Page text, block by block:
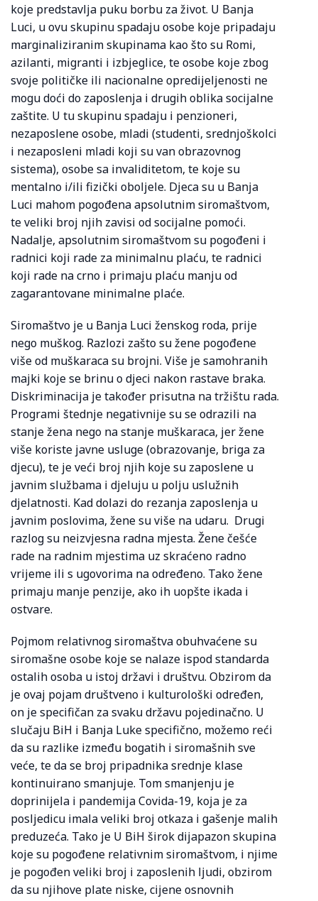
koje predstavlja puku borbu za život. U Banja
Luci, u ovu skupinu spadaju osobe koje pripadaju
marginaliziranim skupinama kao što su Romi,
azilanti, migranti i izbjeglice, te osobe koje zbog
svoje političke ili nacionalne opredijeljenosti ne
mogu doći do zaposlenja i drugih oblika socijalne
zaštite. U tu skupinu spadaju i penzioneri,
nezaposlene osobe, mladi (studenti, srednjoškolci
i nezaposleni mladi koji su van obrazovnog
sistema), osobe sa invaliditetom, te koje su
mentalno i/ili fizički oboljele. Djeca su u Banja
Luci mahom pogođena apsolutnim siromaštvom,
te veliki broj njih zavisi od socijalne pomoći.
Nadalje, apsolutnim siromaštvom su pogođeni i
radnici koji rade za minimalnu plaću, te radnici
koji rade na crno i primaju plaću manju od
zagarantovane minimalne plaće.
Siromaštvo je u Banja Luci ženskog roda, prije
nego muškog. Razlozi zašto su žene pogođene
više od muškaraca su brojni. Više je samohranih
majki koje se brinu o djeci nakon rastave braka.
Diskriminacija je također prisutna na tržištu rada.
Programi štednje negativnije su se odrazili na
stanje žena nego na stanje muškaraca, jer žene
više koriste javne usluge (obrazovanje, briga za
djecu), te je veći broj njih koje su zaposlene u
javnim službama i djeluju u polju uslužnih
djelatnosti. Kad dolazi do rezanja zaposlenja u
javnim poslovima, žene su više na udaru. Drugi
razlog su neizvjesna radna mjesta. Žene češće
rade na radnim mjestima uz skraćeno radno
vrijeme ili s ugovorima na određeno. Tako žene
primaju manje penzije, ako ih uopšte ikada i
ostvare.
Pojmom relativnog siromaštva obuhvaćene su
siromašne osobe koje se nalaze ispod standarda
ostalih osoba u istoj državi i društvu. Obzirom da
je ovaj pojam društveno i kulturološki određen,
on je specifičan za svaku državu pojedinačno. U
slučaju BiH i Banja Luke specifično, možemo reći
da su razlike između bogatih i siromašnih sve
veće, te da se broj pripadnika srednje klase
kontinuirano smanjuje. Tom smanjenju je
doprinijela i pandemija Covida-19, koja je za
posljedicu imala veliki broj otkaza i gašenje malih
preduzeća. Tako je U BiH širok dijapazon skupina
koje su pogođene relativnim siromaštvom, i njime
je pogođen veliki broj i zaposlenih ljudi, obzirom
da su njihove plate niske, cijene osnovnih